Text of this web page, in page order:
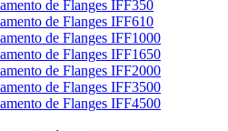
de Flanges IFF350
de Flanges IFF610
de Flanges IFF1000
de Flanges IFF1650
de Flanges IFF2000
de Flanges IFF3500
de Flanges IFF4500